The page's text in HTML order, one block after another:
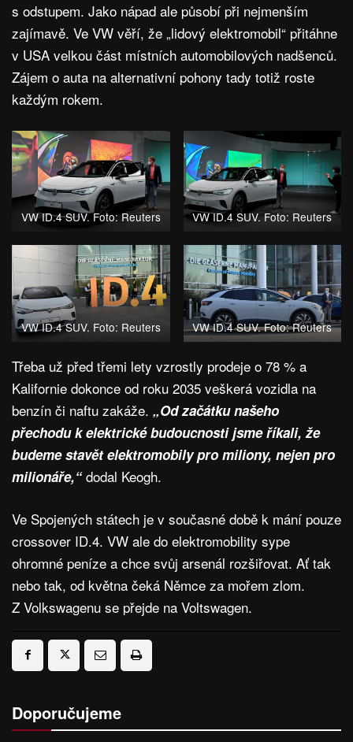
s odstupem. Jako nápad ale působí při nejmenším
zajímavě. Ve VW věří, že „lidový elektromobil“ přitáhne
v USA velkou část místních automobilových nadšenců.
Zájem o auta na alternativní pohony tady totiž roste
každým rokem.
VW ID.4 SUV. Foto: Reuters VW ID.4 SUV. Foto: Reuters
VW ID.4 SUV. Foto: Reuters VW ID.4 SUV. Foto: Reuters
Třeba už před třemi lety vzrostly prodeje o 78 % a
Kalifornie dokonce od roku 2035 veškerá vozidla na
benzín či naftu zakáže. „Od začátku našeho
přechodu k elektrické budoucnosti jsme říkali, že
budeme stavět elektromobily pro miliony, nejen pro
milionáře,“dodal Keogh.
Ve Spojených státech je v současné době k mání pouze
crossover ID.4. VW ale do elektromobility sype
ohromné peníze a chce svůj arsenál rozšiřovat. Ať tak
nebo tak, od května čeká Němce za mořem zlom.
Z Volkswagenu se přejde na Voltswagen.
Doporučujeme